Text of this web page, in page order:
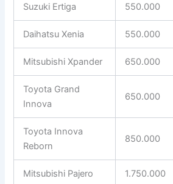
Suzuki Ertiga 550.000
Daihatsu Xenia 550.000
Mitsubishi Xpander 650.000
Toyota Grand
Innova
650.000
Toyota Innova
Reborn
850.000
Mitsubishi Pajero 1.750.000